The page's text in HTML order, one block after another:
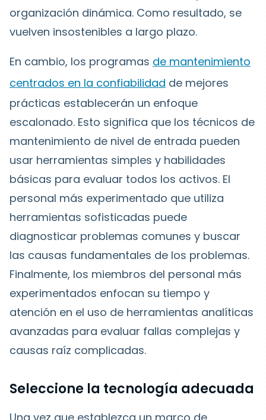
organización dinámica. Como resultado, se
vuelven insostenibles a largo plazo.
En cambio, los programas de mantenimiento
centrados en la confiabilidad de mejores
prácticas establecerán un enfoque
escalonado. Esto significa que los técnicos de
mantenimiento de nivel de entrada pueden
usar herramientas simples y habilidades
básicas para evaluar todos los activos. El
personal más experimentado que utiliza
herramientas sofisticadas puede
diagnosticar problemas comunes y buscar
las causas fundamentales de los problemas.
Finalmente, los miembros del personal más
experimentados enfocan su tiempo y
atención en el uso de herramientas analíticas
avanzadas para evaluar fallas complejas y
causas raíz complicadas.
Seleccione la tecnología adecuada